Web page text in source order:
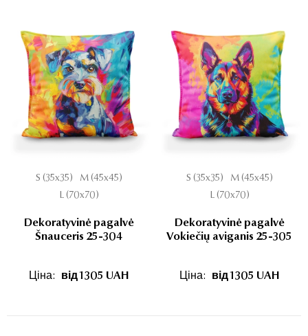
S (35x35)
M (45x45)
L (70x70)
Dekoratyvinė pagalvė
Šnauceris 25-304
Ціна: від 1305 UAH
S (35x35)
M (45x45)
L (70x70)
Dekoratyvinė pagalvė
Vokiečių aviganis 25-305
Ціна: від 1305 UAH